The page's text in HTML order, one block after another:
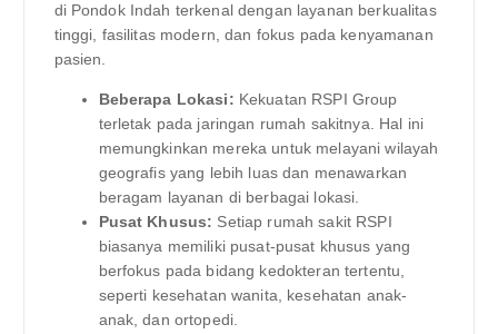
di Pondok Indah terkenal dengan layanan berkualitas
tinggi, fasilitas modern, dan fokus pada kenyamanan
pasien.
Beberapa Lokasi: Kekuatan RSPI Group
terletak pada jaringan rumah sakitnya. Hal ini
memungkinkan mereka untuk melayani wilayah
geografis yang lebih luas dan menawarkan
beragam layanan di berbagai lokasi.
Pusat Khusus: Setiap rumah sakit RSPI
biasanya memiliki pusat-pusat khusus yang
berfokus pada bidang kedokteran tertentu,
seperti kesehatan wanita, kesehatan anak-
anak, dan ortopedi.